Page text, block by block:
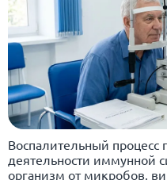
Воспалительный процесс
деятельности иммунной
организм от микробов,